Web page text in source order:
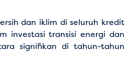
dan iklim di seluruh kredit
investasi transisi energi dan
signifikan di tahun-tahun